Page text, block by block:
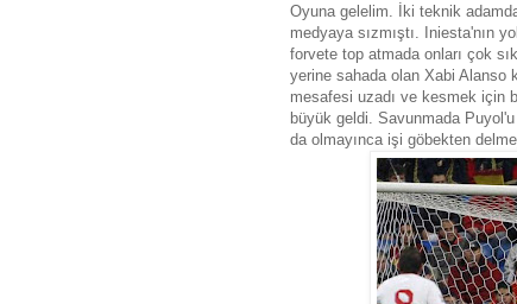
Oyuna gelelim. İki teknik
medyaya sızmıştı. Iniesta'nın
forvete top atmada onları çok
yerine sahada olan Xabi Alanso
mesafesi uzadı ve kesmek için
büyük geldi. Savunmada
da olmayınca işi göbekten